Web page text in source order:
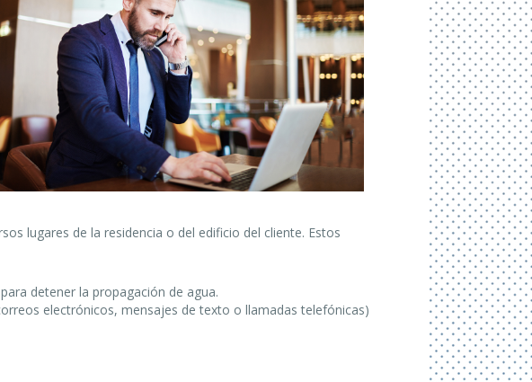
lugares de la residencia o del edificio del cliente. Estos
detener la propagación de agua.
electrónicos, mensajes de texto o llamadas telefónicas)